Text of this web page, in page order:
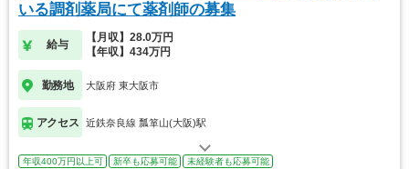
いる調剤薬局にて薬剤師の募集
給与
【月収】28.0万円
【年収】434万円
勤務地 大阪府 東大阪市
アクセス 近鉄奈良線 瓢箪山(大阪)駅
年収400万円以上可 新卒も応募可能
未経験者も応募可能